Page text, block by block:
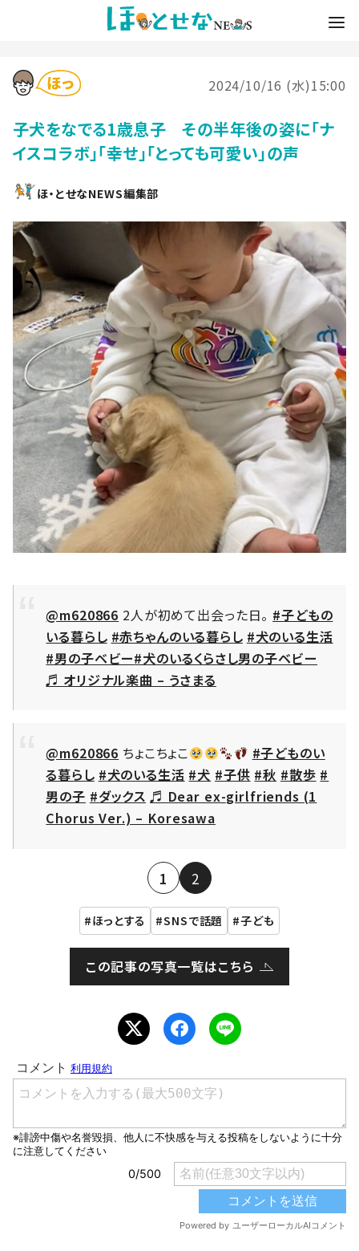
2024/10/16 (水)15:00
子犬をなでる1歳息子 その半年後の姿に「ナ
イスコラボ」「幸せ」「とっても可愛い」の声
ほ・とせなNEWS編集部
@m620866 2人が初めて出会った日。 #子どもの
いる暮らし #赤ちゃんのいる暮らし #犬のいる生活
#男の子ベビー#犬のいるくらさし男の子ベビー
♬ オリジナル楽曲 – うさまる
@m620866 ちょこちょこ
#子どものい
る暮らし #犬のいる生活 #犬 #子供 #秋 #散歩 #
男の子 #ダックス ♬ Dear ex-girlfriends (1
Chorus Ver.) – Koresawa
1 2
ほっとする SNSで話題 子ども
この記事の写真一覧はこちら